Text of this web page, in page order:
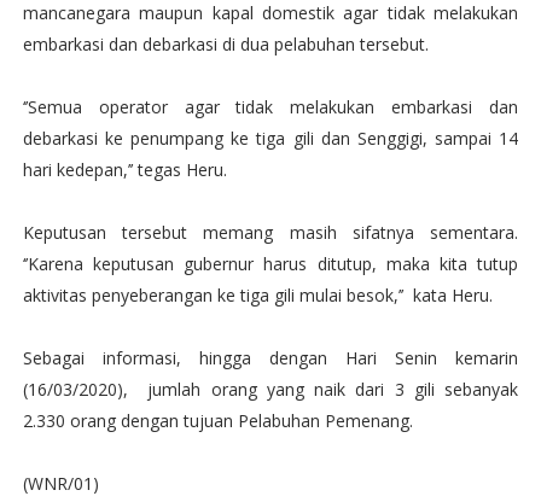
mancanegara maupun kapal domestik agar tidak melakukan
embarkasi dan debarkasi di dua pelabuhan tersebut.
‘’Semua operator agar tidak melakukan embarkasi dan
debarkasi ke penumpang ke tiga gili dan Senggigi, sampai 14
hari kedepan,’’ tegas Heru.
Keputusan tersebut memang masih sifatnya sementara.
‘’Karena keputusan gubernur harus ditutup, maka kita tutup
aktivitas penyeberangan ke tiga gili mulai besok,’’ kata Heru.
Sebagai informasi, hingga dengan Hari Senin kemarin
(16/03/2020), jumlah orang yang naik dari 3 gili sebanyak
2.330 orang dengan tujuan Pelabuhan Pemenang.
(WNR/01)